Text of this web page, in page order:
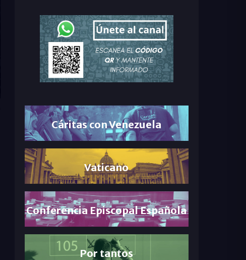
Cáritas con Venezuela
Vaticano
Conferencia Episcopal Española
Por tantos